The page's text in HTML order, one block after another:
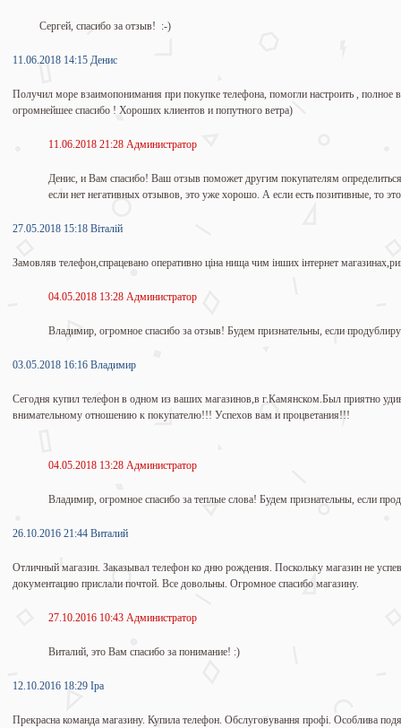
Сергей, спасибо за отзыв! :-)
11.06.2018 14:15 Денис
Получил море взаимопонимания при покупке телефона, помогли настроить , полное
огромнейшее спасибо ! Хороших клиентов и попутного ветра)
11.06.2018 21:28 Администратор
Денис, и Вам спасибо! Ваш отзыв поможет другим покупателям
если нет негативных отзывов, это уже хорошо. А если есть позитивные, то
27.05.2018 15:18 Віталій
Замовляв телефон,спрацевано оперативно ціна нища чим інших інтернет
04.05.2018 13:28 Администратор
Владимир, огромное спасибо за отзыв! Будем признательны, если
03.05.2018 16:16 Владимир
Сегодня купил телефон в одном из ваших магазинов,в г.Камянском.Был приятно
внимательному отношению к покупателю!!! Успехов вам и процветания!!!
04.05.2018 13:28 Администратор
Владимир, огромное спасибо за теплые слова! Будем признательны, если
26.10.2016 21:44 Виталий
Отличный магазин. Заказывал телефон ко дню рождения. Поскольку магазин не
документацию прислали почтой. Все довольны. Огромное спасибо магазину.
27.10.2016 10:43 Администратор
Виталий, это Вам спасибо за понимание! :)
12.10.2016 18:29 Іра
Прекрасна команда магазину. Купила телефон. Обслуговування профі. Особлива